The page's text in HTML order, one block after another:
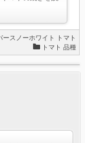
ースノーホワイト
トマト
トマト 品種